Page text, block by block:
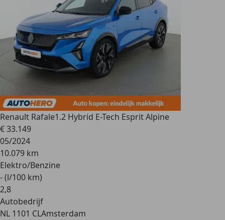
Renault Rafale1.2 Hybrid E-Tech Esprit Alpine
€ 33.149
05/2024
10.079 km
Elektro/Benzine
- (l/100 km)
2,8
Autobedrijf
NL 1101 CLAmsterdam